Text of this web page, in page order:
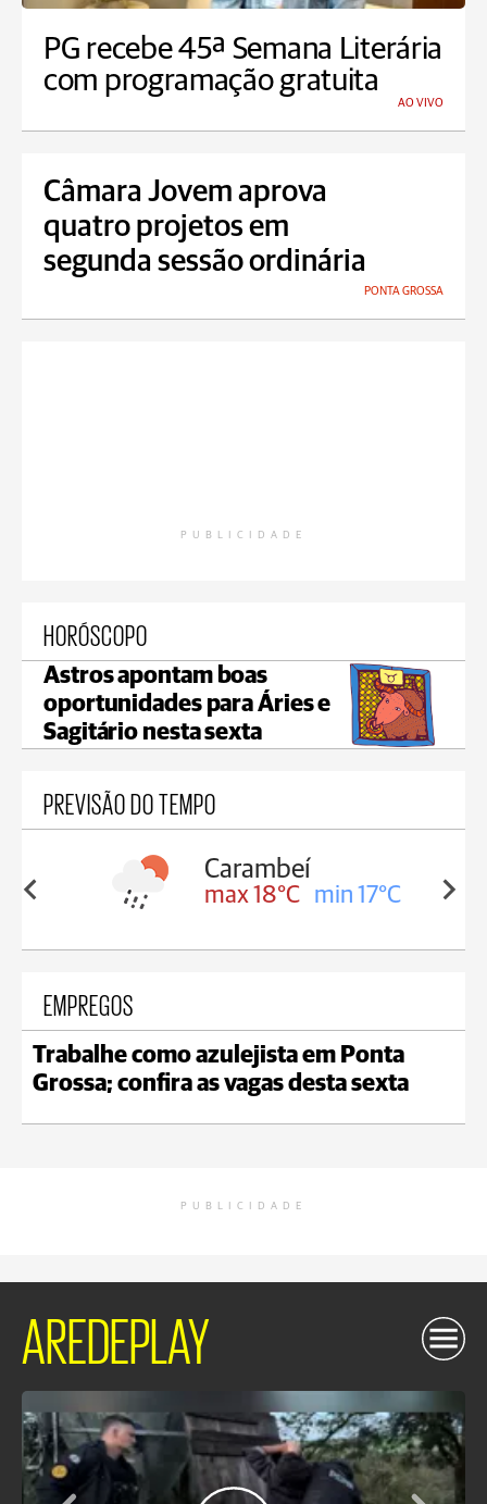
PG recebe 45ª Semana Literária
com programação gratuita
AO VIVO
Câmara Jovem aprova
quatro projetos em
segunda sessão ordinária
PONTA GROSSA
PUBLICIDADE
HORÓSCOPO
Astros apontam boas
oportunidades para Áries e
Sagitário nesta sexta
PREVISÃO DO TEMPO
18°C
Carambeí
max 18°C min 17°C
EMPREGOS
Trabalhe como azulejista em Ponta
Grossa; confira as vagas desta sexta
PUBLICIDADE
AREDEPLAY